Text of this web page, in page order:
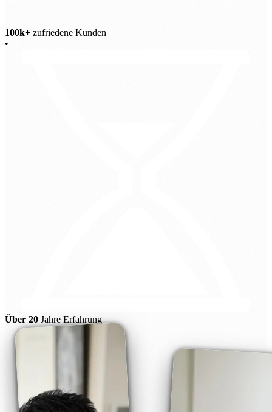
100k+ zufriedene Kunden
•
Über 20 Jahre Erfahrung